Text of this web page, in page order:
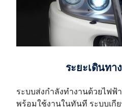
ระยะเดินท
ระบบส่งกำลังทำงานด้วยไฟฟ้
พร้อมใช้งานในทันที ระบบเกี